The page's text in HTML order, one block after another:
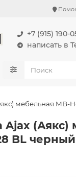
+7 (915) 190-
написать в
мебельная MB-
Ajax (Аякс)
BL черный